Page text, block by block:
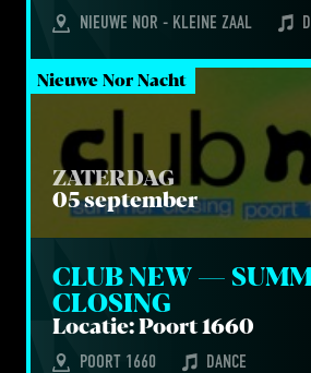
NIEUWE NOR - KLEINE ZAAL
Nieuwe Nor Nacht
ZATERDAG
05 september
CLUB NEW —
CLOSING
Loca­tie: Poort1660
POORT 1660 DANCE